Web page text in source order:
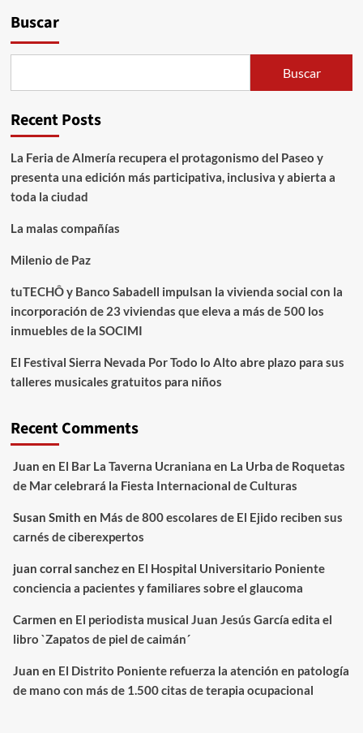
Buscar
Buscar
Recent Posts
La Feria de Almería recupera el protagonismo del Paseo y
presenta una edición más participativa, inclusiva y abierta a
toda la ciudad
La malas compañías
Milenio de Paz
tuTECHÔ y Banco Sabadell impulsan la vivienda social con la
incorporación de 23 viviendas que eleva a más de 500 los
inmuebles de la SOCIMI
El Festival Sierra Nevada Por Todo lo Alto abre plazo para sus
talleres musicales gratuitos para niños
Recent Comments
Juan en El Bar La Taverna Ucraniana en La Urba de Roquetas
de Mar celebrará la Fiesta Internacional de Culturas
Susan Smith en Más de 800 escolares de El Ejido reciben sus
carnés de ciberexpertos
juan corral sanchezen El Hospital Universitario Poniente
conciencia a pacientes y familiares sobre el glaucoma
Carmen en El periodista musical Juan Jesús García edita el
libro `Zapatos de piel de caimán´
Juan en El Distrito Poniente refuerza la atención en patología
de mano con más de 1.500 citas de terapia ocupacional